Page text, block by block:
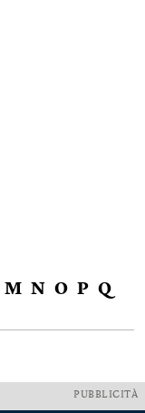
M N O P Q
PUBBLICITÀ